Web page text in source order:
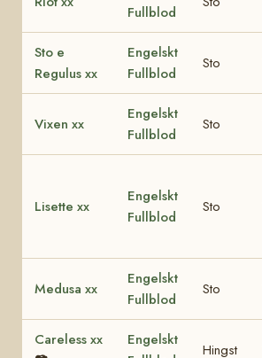
Fullblod
Sto e
Regulus xx
Engelskt
Fullblod
Sto
Vixen xx
Engelskt
Fullblod
Sto
Lisette xx
Engelskt
Fullblod
Sto
Medusa xx
Engelskt
Fullblod
Sto
Careless xx
Engelskt
Hingst